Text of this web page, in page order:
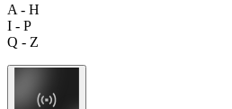
A - H
I - P
Q - Z